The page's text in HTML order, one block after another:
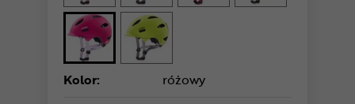
Kolor: różowy